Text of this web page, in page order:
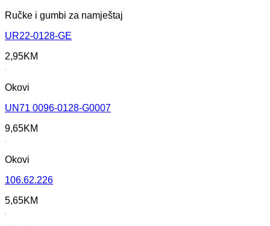
Ručke i gumbi za namještaj
UR22-0128-GE
2,95KM
Okovi
UN71 0096-0128-G0007
9,65KM
Okovi
106.62.226
5,65KM